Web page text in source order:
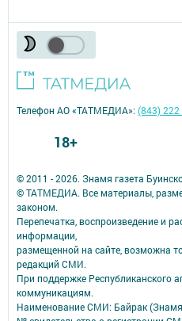
© 2011 - 2026. Знамя газета
© ТАТМЕДИА. Все материалы,
законом.
Перепечатка, воспроизведение и
информации,
размещенной на сайте, возможна
редакций СМИ.
При поддержке Республиканского
коммуникациям.
Наименование СМИ: Байрак
Телефон АО «ТАТМЕДИА»:(843) 222
18+